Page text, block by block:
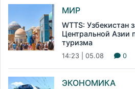
МИР
WTTS: Узбекистан
Центральной Азии
туризма
14:23 | 05.08 0
ЭКОНОМИКА